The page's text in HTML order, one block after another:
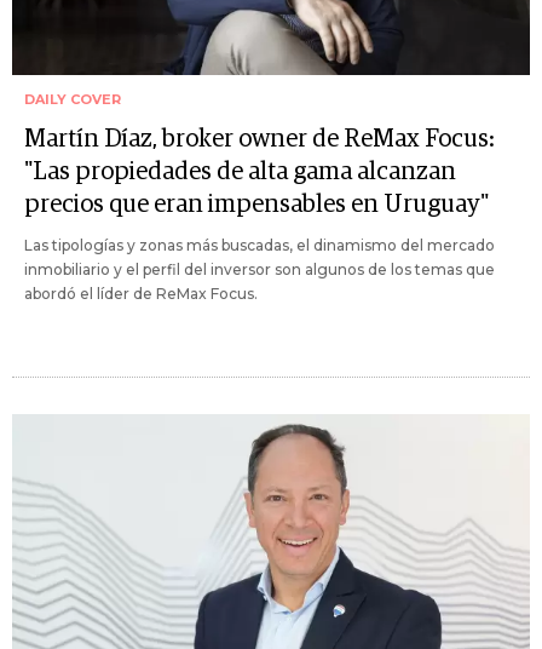
DAILY COVER
Martín Díaz, broker owner de ReMax Focus:
"Las propiedades de alta gama alcanzan
precios que eran impensables en Uruguay"
Las tipologías y zonas más buscadas, el dinamismo del mercado
inmobiliario y el perfil del inversor son algunos de los temas que
abordó el líder de ReMax Focus.